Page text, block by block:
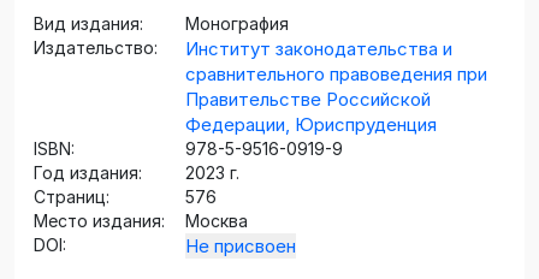
Попова В.И., Ринг М.П., Мальцман Т.Б.,
Пергамент А.И., Астрахан Е.И., Каринский
С.С., Полянская Г.Н., Беляева З.С., Пучинский
В.К., Шляпочников А.С., Добровольская Т.Н.,
Стручков Н.А., Каллистратова Р.Ф.
Вид издания:
Монография
Издательство:
Институт законодательства и
сравнительного правоведения при
Правительстве Российской
Федерации, Юриспруденция
ISBN:
978-5-9516-0919-9
Год издания:
2023 г.
Страниц:
576
Место издания:
Москва
DOI:
Не присвоен